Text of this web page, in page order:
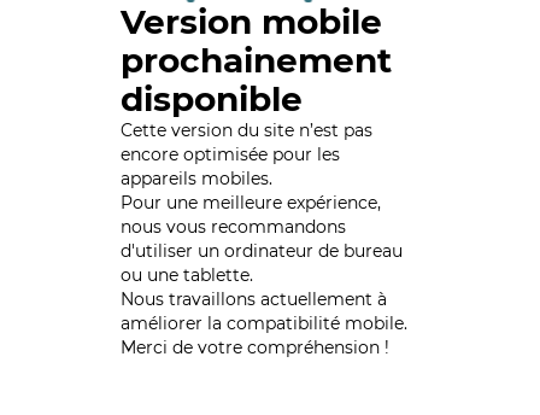
Version mobile
prochainement
disponible
Cette version du site n’est pas
encore optimisée pour les
appareils mobiles.
Pour une meilleure expérience,
nous vous recommandons
d'utiliser un ordinateur de bureau
ou une tablette.
Nous travaillons actuellement à
améliorer la compatibilité mobile.
Merci de votre compréhension !